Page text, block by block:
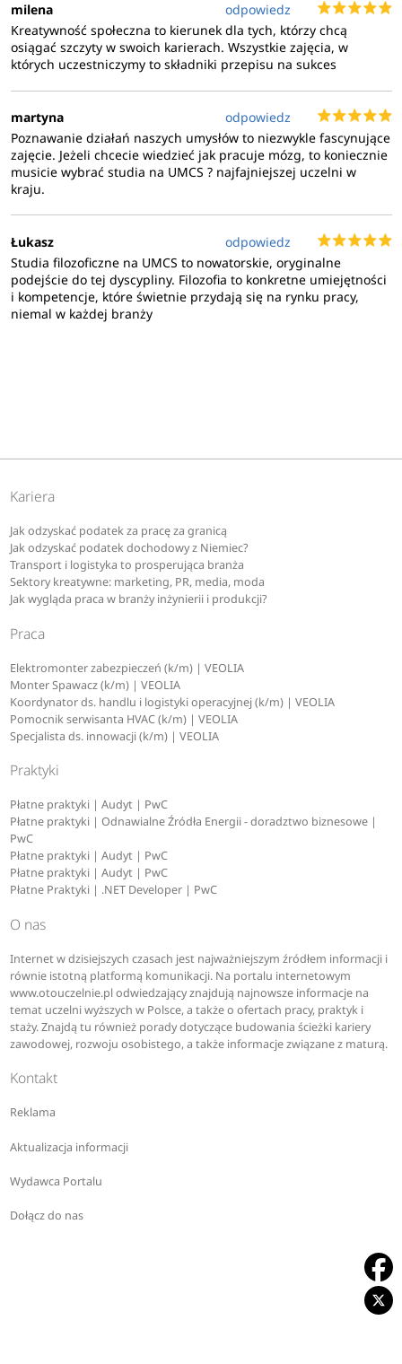
milena
odpowiedz
Kreatywność społeczna to kierunek dla tych, którzy chcą
osiągać szczyty w swoich karierach. Wszystkie zajęcia, w
których uczestniczymy to składniki przepisu na sukces
martyna
odpowiedz
Poznawanie działań naszych umysłów to niezwykle fascynujące
zajęcie. Jeżeli chcecie wiedzieć jak pracuje mózg, to koniecznie
musicie wybrać studia na UMCS ? najfajniejszej uczelni w
kraju.
Łukasz
odpowiedz
Studia filozoficzne na UMCS to nowatorskie, oryginalne
podejście do tej dyscypliny. Filozofia to konkretne umiejętności
i kompetencje, które świetnie przydają się na rynku pracy,
niemal w każdej branży
Kariera
Jak odzyskać podatek za pracę za granicą
Jak odzyskać podatek dochodowy z Niemiec?
Transport i logistyka to prosperująca branża
Sektory kreatywne: marketing, PR, media, moda
Jak wygląda praca w branży inżynierii i produkcji?
Praca
Elektromonter zabezpieczeń (k/m) | VEOLIA
Monter Spawacz (k/m) | VEOLIA
Koordynator ds. handlu i logistyki operacyjnej (k/m) | VEOLIA
Pomocnik serwisanta HVAC (k/m) | VEOLIA
Specjalista ds. innowacji (k/m) | VEOLIA
Praktyki
Płatne praktyki | Audyt | PwC
Płatne praktyki | Odnawialne Źródła Energii - doradztwo biznesowe |
PwC
Płatne praktyki | Audyt | PwC
Płatne praktyki | Audyt | PwC
Płatne Praktyki | .NET Developer | PwC
O nas
Internet w dzisiejszych czasach jest najważniejszym źródłem informacji i
równie istotną platformą komunikacji. Na portalu internetowym
www.otouczelnie.pl odwiedzający znajdują najnowsze informacje na
temat uczelni wyższych w Polsce, a także o ofertach pracy, praktyk i
staży. Znajdą tu również porady dotyczące budowania ścieżki kariery
zawodowej, rozwoju osobistego, a także informacje związane z maturą.
Kontakt
Reklama
Aktualizacja informacji
Wydawca Portalu
Dołącz do nas